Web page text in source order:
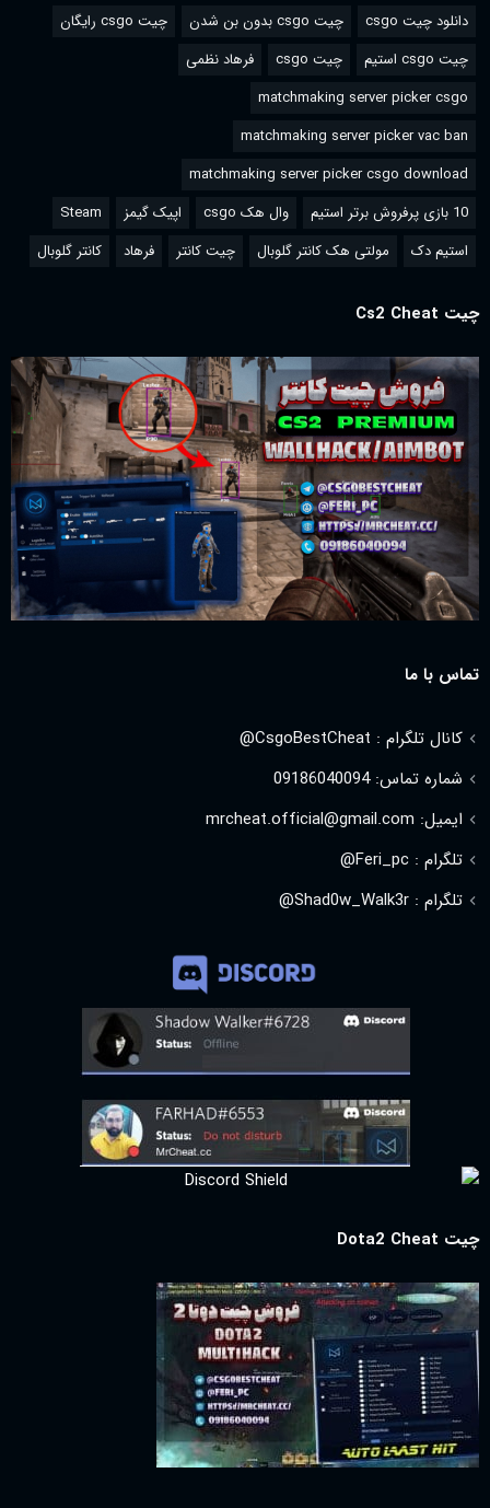
دانلود چیت csgo چیت csgo بدون بن شدن
چیت csgo رایگان
چیت csgo استیم
چیت csgo
فرهاد نظمی
matchmaking server picker csgo
matchmaking server picker vac ban
matchmaking server picker csgo download
10 بازی پرفروش برتر استیم
وال هک csgo اپیک گیمز
Steam
استیم دک
مولتی هک کانتر گلوبال چیت کانتر فرهاد کانتر گلوبال
چیت Cs2 Cheat
تماس با ما
کانال تلگرام : CsgoBestCheat@
شماره تماس: 09186040094
ایمیل: mrcheat.official@gmail.com
تلگرام : Feri_pc@
تلگرام : Shad0w_Walk3r@
چیت Dota2 Cheat